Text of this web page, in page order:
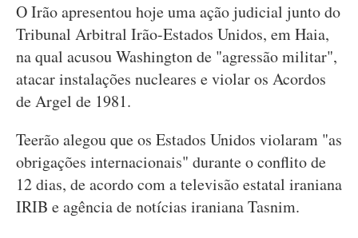
O Irão apresentou hoje uma ação judicial junto do
Tribunal Arbitral Irão-Estados Unidos, em Haia,
na qual acusou Washington de "agressão militar",
atacar instalações nucleares e violar os Acordos
de Argel de 1981.
Teerão alegou que os Estados Unidos violaram "as
obrigações internacionais" durante o conflito de
12 dias, de acordo com a televisão estatal iraniana
IRIB e agência de notícias iraniana Tasnim.